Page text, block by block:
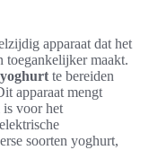
apparaat dat het
toegankelijker maakt.
te bereiden
apparaat mengt
is voor het
soorten yoghurt,